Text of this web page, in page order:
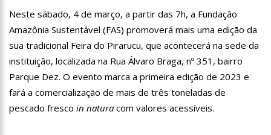
09:04 BOMBA! Pastor é coagido por sistema político da Ieadam para
adesivar seu veículo com candidatos da instituição – Veja vídeo!
Com a família, Israel Carvalho participa de ato pró-Brasil
neste 07 de setembro
23:48 Hissa Abrahão é recebido por multidão na zona Leste de
Manaus
23:40 Hissa Abrahão critica decisão de Barroso sobre piso salarial
de enfermeiros
Neste sábado, 4 de março, a partir das 7h, a Fundação
Amazônia Sustentável (FAS) promoverá mais uma edição da
sua tradicional Feira do Pirarucu, que acontecerá na sede da
instituição, localizada na Rua Álvaro Braga, nº 351, bairro
Parque Dez. O evento marca a primeira edição de 2023 e
fará a comercialização de mais de três toneladas de
pescado fresco in natura com valores acessíveis.